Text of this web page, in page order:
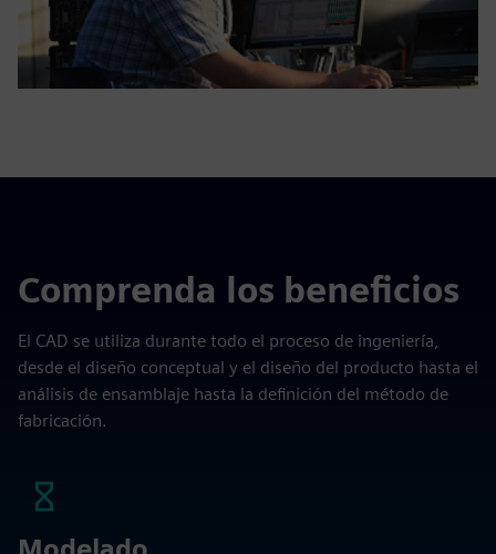
Comprenda los beneficios
El CAD se utiliza durante todo el proceso de ingeniería,
desde el diseño conceptual y el diseño del producto hasta el
análisis de ensamblaje hasta la definición del método de
fabricación.